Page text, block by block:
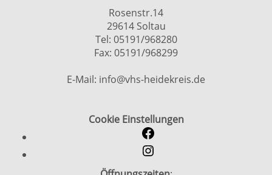
Rosenstr.14
29614 Soltau
Tel: 05191/968280
Fax: 05191/968299
E-Mail: info@vhs-heidekreis.de
Cookie Einstellungen